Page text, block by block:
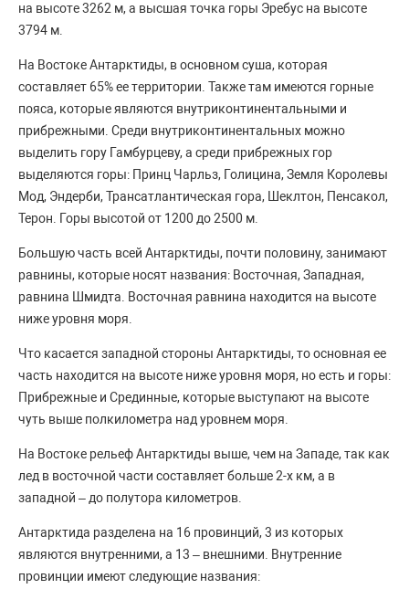
на высоте 3262 м, а высшая точка горы Эребус на высоте
3794 м.
На Востоке Антарктиды, в основном суша, которая
составляет 65% ее территории. Также там имеются горные
пояса, которые являются внутриконтинентальными и
прибрежными. Среди внутриконтинентальных можно
выделить гору Гамбурцеву, а среди прибрежных гор
выделяются горы: Принц Чарльз, Голицина, Земля Королевы
Мод, Эндерби, Трансатлантическая гора, Шеклтон, Пенсакол,
Терон. Горы высотой от 1200 до 2500 м.
Большую часть всей Антарктиды, почти половину, занимают
равнины, которые носят названия: Восточная, Западная,
равнина Шмидта. Восточная равнина находится на высоте
ниже уровня моря.
Что касается западной стороны Антарктиды, то основная ее
часть находится на высоте ниже уровня моря, но есть и горы:
Прибрежные и Срединные, которые выступают на высоте
чуть выше полкилометра над уровнем моря.
На Востоке рельеф Антарктиды выше, чем на Западе, так как
лед в восточной части составляет больше 2-х км, а в
западной – до полутора километров.
Антарктида разделена на 16 провинций, 3 из которых
являются внутренними, а 13 – внешними. Внутренние
провинции имеют следующие названия: